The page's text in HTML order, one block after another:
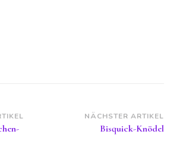
NÄCHSTER ARTIKEL
Bisquick-Knödel